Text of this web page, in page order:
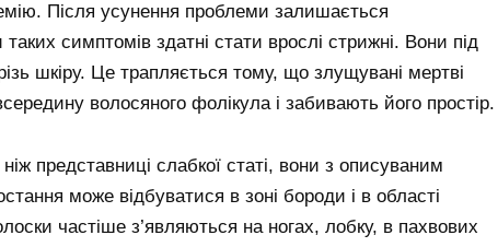
Після усунення проблеми залишається
симптомів здатні стати врослі стрижні. Вони під
шкіру. Це трапляється тому, що злущувані мертві
волосяного фолікула і забивають його простір.
представниці слабкої статі, вони з описуваним
може відбуватися в зоні бороди і в області
частіше з’являються на ногах, лобку, в пахвових